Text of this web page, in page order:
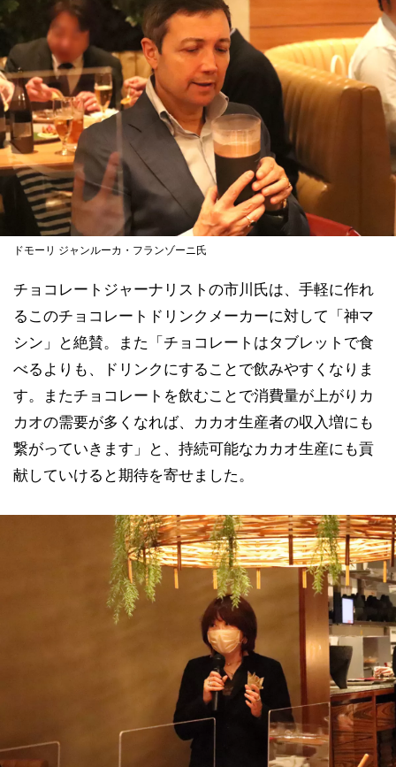
ドモーリ ジャンルーカ・フランゾーニ氏
チョコレートジャーナリストの市川氏は、手軽に作れ
るこのチョコレートドリンクメーカーに対して「神マ
シン」と絶賛。また「チョコレートはタブレットで食
べるよりも、ドリンクにすることで飲みやすくなりま
す。またチョコレートを飲むことで消費量が上がりカ
カオの需要が多くなれば、カカオ生産者の収入増にも
繋がっていきます」と、持続可能なカカオ生産にも貢
献していけると期待を寄せました。